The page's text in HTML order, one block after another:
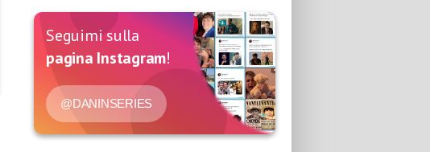
Seguimi sulla
pagina Instagram!
@DANINSERIES